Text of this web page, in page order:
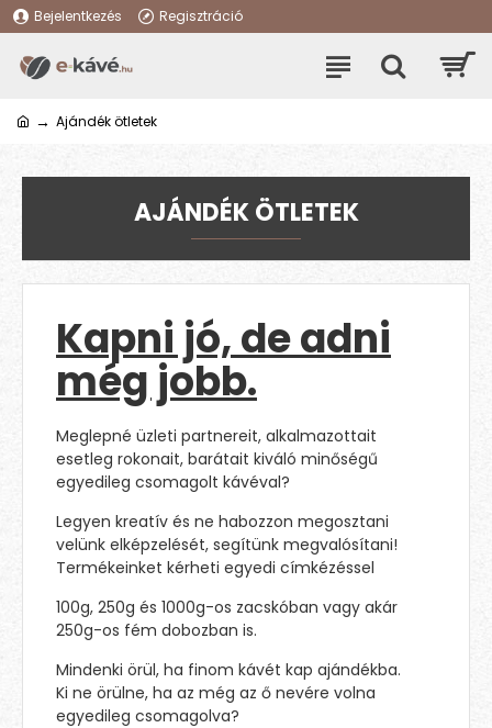
Bejelentkezés Regisztráció
Ajándék ötletek
AJÁNDÉK ÖTLETEK
Kapni jó, de adni
még jobb.
Meglepné üzleti partnereit, alkalmazottait
esetleg rokonait, barátait kiváló minőségű
egyedileg csomagolt kávéval?
Legyen kreatív és ne habozzon megosztani
velünk elképzelését, segítünk megvalósítani!
Termékeinket kérheti egyedi címkézéssel
100g, 250g és 1000g-os zacskóban vagy akár
250g-os fém dobozban is.
Mindenki örül, ha finom kávét kap ajándékba.
Ki ne örülne, ha az még az ő nevére volna
egyedileg csomagolva?